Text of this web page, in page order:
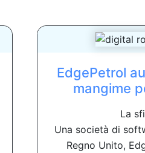
EdgePetrol
mangime
La
Una società di
Regno Unito,